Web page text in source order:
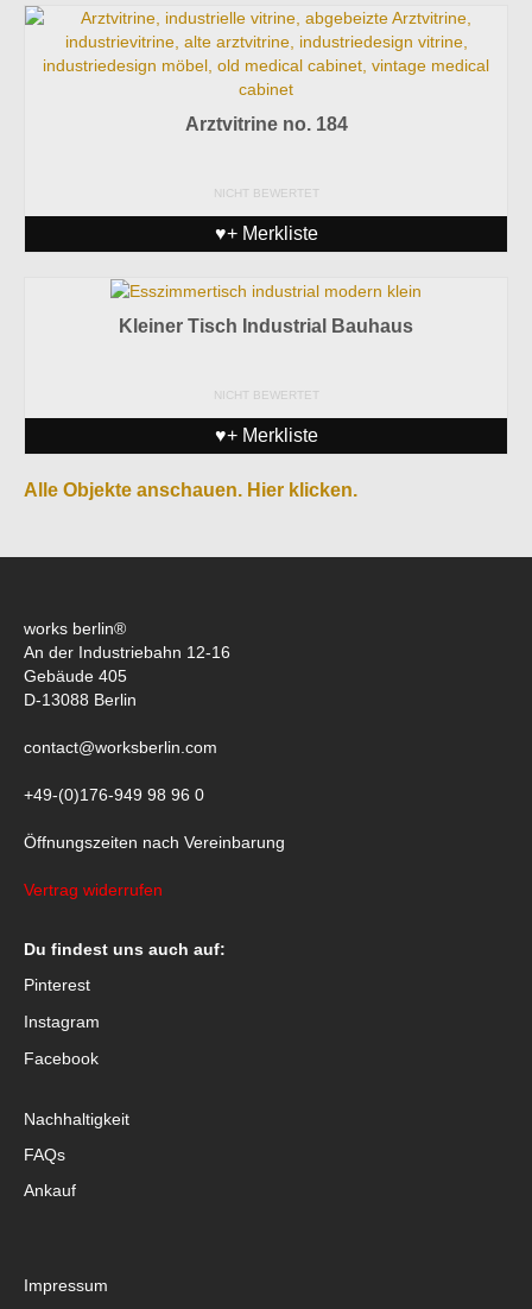
Arztvitrine no. 184
NICHT BEWERTET
♥+ Merkliste
Kleiner Tisch Industrial Bauhaus
NICHT BEWERTET
♥+ Merkliste
Alle Objekte anschauen. Hier klicken.
works berlin®
An der Industriebahn 12-16
Gebäude 405
D-13088 Berlin
contact@worksberlin.com
+49-(0)176-949 98 96 0
Öffnungszeiten nach Vereinbarung
Vertrag widerrufen
Du findest uns auch auf:
Pinterest
Instagram
Facebook
Nachhaltigkeit
FAQs
Ankauf
Impressum